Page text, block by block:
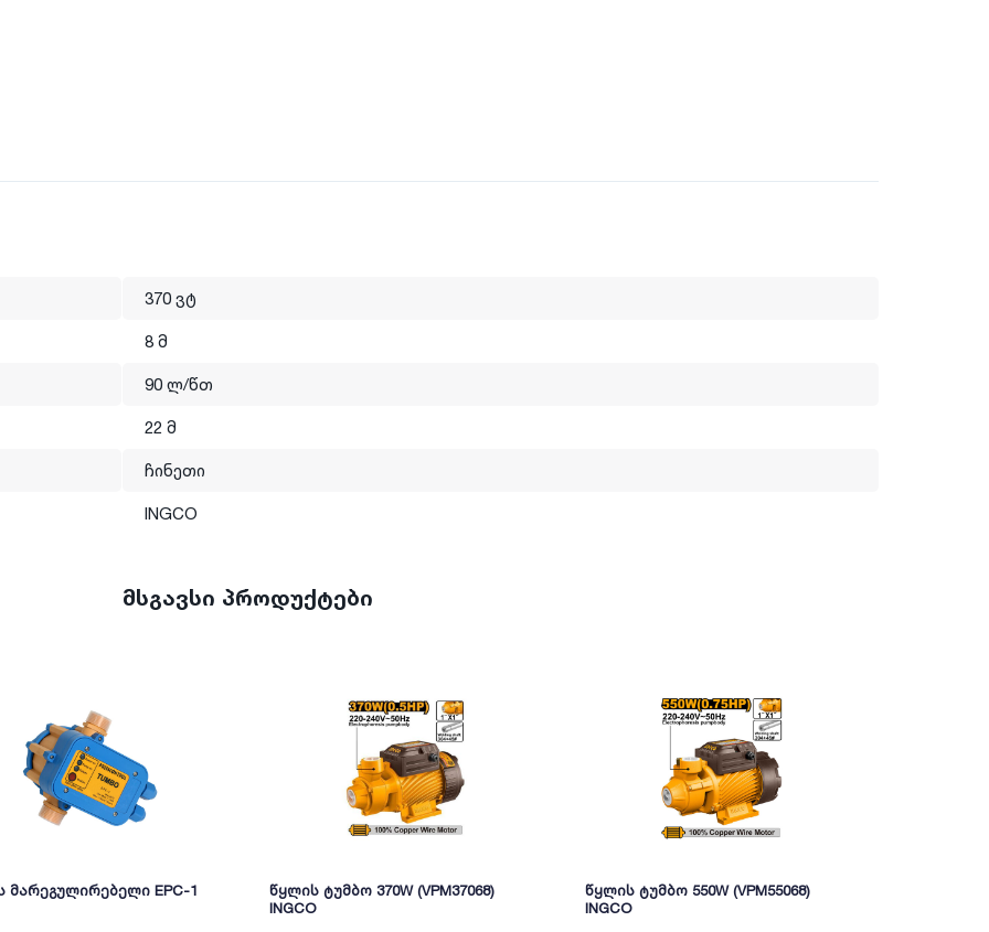
მრავალი წელია მოღვაწეობს მსოფლიო ბაზარზე. მისი
და ასრულებდეს ნებისმიერ სამუშაოს
მნიშვნელოვანია დეტალები, სწორედ ეს დეტალები
370 ვტ
8 მ
90 ლ/წთ
22 მ
ჩინეთი
INGCO
მსგავსი პროდუქტები
მარეგულირებელი EPC-1
წყლის ტუმბო 370W (VPM37068)
INGCO
წყლის ტუმბო 550W (VPM55068)
INGCO